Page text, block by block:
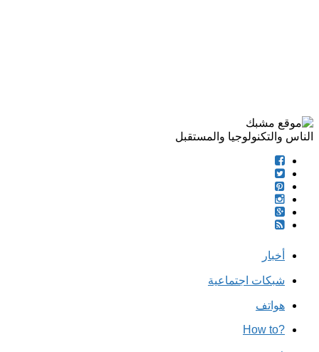
الناس والتكنولوجيا والمستقبل
أخبار
شبكات اجتماعية
هواتف
?How to